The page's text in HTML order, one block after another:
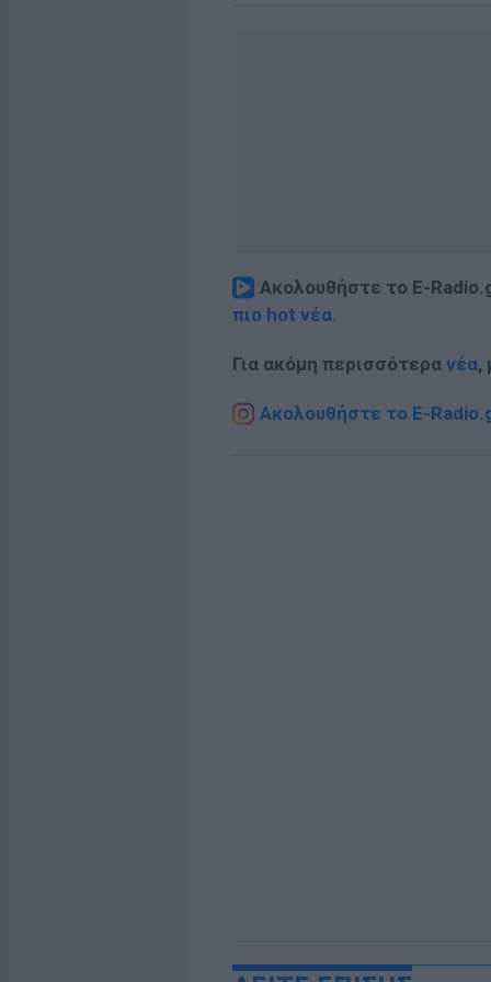
Ακολουθήστε το E-
πιο hot νέα.
Για ακόμη περισσότερα νέα,
Ακολουθήστε το E-